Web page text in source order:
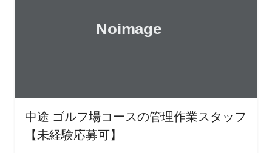
中途 ゴルフ場コースの管理作業スタッフ
【未経験応募可】